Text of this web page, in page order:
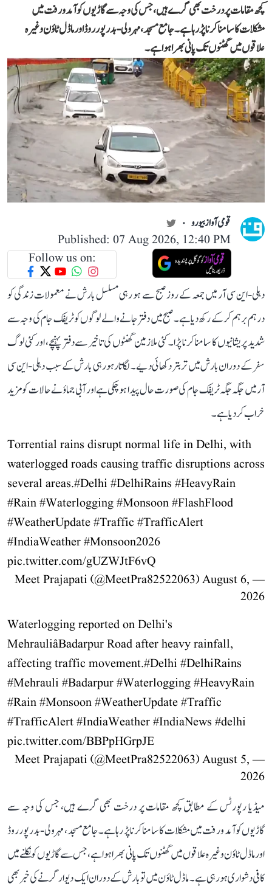
کچھ مقامات پر درخت بھی گرے ہیں، جس کی وجہ سے گاڑیوں کو آمد و رفت میں
مشکلات کا سامنا کرنا پڑ رہا ہے۔ جامع مسجد، مہرولی-بدرپور روڈ اور ماڈل ٹاؤن وغیرہ
علاقوں میں گھٹنوں تک پانی بھرا ہوا ہے۔
قومی آواز بیورو
Published: 07 Aug 2026, 12:40 PM
Follow us on:
دہلی-این سی آر میں جمعہ کے روز صبح سے ہو رہی مسلسل بارش نے معمولات زندگی کو
درہم برہم کر کے رکھ دیا ہے۔ صبح میں دفتر جانے والے لوگوں کو ٹریفک جام کی وجہ سے
شدید پریشانیوں کا سامنا کرنا پڑا۔ کئی ملازمین گھنٹوں کی تاخیر سے دفتر پہنچے، اور کئی لوگ
سفر کے دوران بارش میں تر بتر دکھائی دیے۔ لگاتار ہو رہی بارش کے سبب دہلی-این سی
آر میں جگہ جگہ ٹریفک جام کی صورت حال پیدا ہو چکی ہے اور آبی جماؤ نے حالات کو مزید
خراب کر دیا ہے۔
Torrential rains disrupt normal life in Delhi, with
waterlogged roads causing traffic disruptions across
several areas.#Delhi #DelhiRains #HeavyRain
#Rain#Waterlogging#Monsoon#FlashFlood
#WeatherUpdate#Traffic #TrafficAlert
#IndiaWeather#Monsoon2026
pic.twitter.com/gUZWJtF6vQ
— Meet Prajapati (@MeetPra82522063)
August 6,
2026
Waterlogging reported on Delhi's
MehrauliâBadarpur Road after heavy rainfall,
affecting traffic movement.#Delhi #DelhiRains
#Mehrauli #Badarpur#Waterlogging#HeavyRain
#Rain#Monsoon#WeatherUpdate#Traffic
#TrafficAlert#IndiaWeather#IndiaNews #delhi
pic.twitter.com/BBPpHGrpJE
— Meet Prajapati (@MeetPra82522063)
August 5,
2026
میڈیا رپورٹس کے مطابق کچھ مقامات پر درخت بھی گرے ہیں، جس کی وجہ سے
گاڑیوں کو آمد و رفت میں مشکلات کا سامنا کرنا پڑ رہا ہے۔ جامع مسجد، مہرولی-بدرپور روڈ
اور ماڈل ٹاؤن وغیرہ علاقوں میں گھٹنوں تک پانی بھرا ہوا ہے، جس سے گاڑیوں کو نکلنے میں
کافی دشواری ہو رہی ہے۔ ماڈل ٹاؤن میں تو بارش کے دوران ایک دیوار گرنے کی خبر بھی